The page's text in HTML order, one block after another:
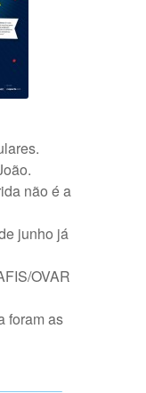
não é a
junho já
OVAR
foram as